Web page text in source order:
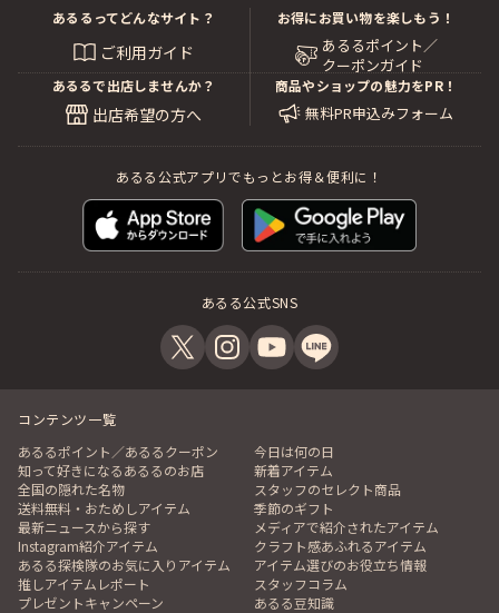
あるるってどんなサイト？
ご利用ガイド
お得にお買い物を楽しもう！
あるるポイント／
クーポンガイド
あるるで出店しませんか？
出店希望の方へ
商品やショップの魅力をPR！
無料PR申込みフォーム
あるる公式アプリでもっとお得＆便利に！
あるる公式SNS
コンテンツ一覧
あるるポイント／あるるクーポン
今日は何の日
知って好きになるあるるのお店
新着アイテム
全国の隠れた名物
スタッフのセレクト商品
送料無料・おためしアイテム
季節のギフト
最新ニュースから探す
メディアで紹介されたアイテム
Instagram紹介アイテム
クラフト感あふれるアイテム
あるる探検隊のお気に入りアイテム
アイテム選びのお役立ち情報
推しアイテムレポート
スタッフコラム
プレゼントキャンペーン
あるる豆知識